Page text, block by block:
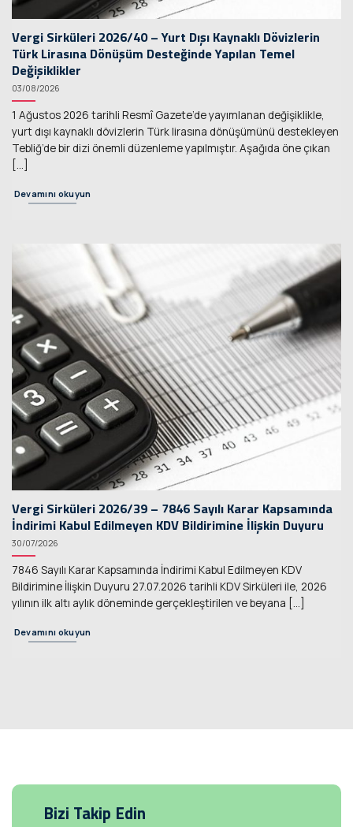
Vergi Sirküleri 2026/40 – Yurt Dışı Kaynaklı Dövizlerin
Türk Lirasına Dönüşüm Desteğinde Yapılan Temel
Değişiklikler
03/08/2026
1 Ağustos 2026 tarihli Resmî Gazete’de yayımlanan değişiklikle,
yurt dışı kaynaklı dövizlerin Türk lirasına dönüşümünü destekleyen
Tebliğ’de bir dizi önemli düzenleme yapılmıştır. Aşağıda öne çıkan
Devamını okuyun
Vergi Sirküleri 2026/39 – 7846 Sayılı Karar Kapsamında
İndirimi Kabul Edilmeyen KDV Bildirimine İlişkin Duyuru
30/07/2026
7846 Sayılı Karar Kapsamında İndirimi Kabul Edilmeyen KDV
Bildirimine İlişkin Duyuru 27.07.2026 tarihli KDV Sirküleri ile, 2026
yılının ilk altı aylık döneminde gerçekleştirilen ve beyana [...]
Devamını okuyun
Bizi Takip Edin